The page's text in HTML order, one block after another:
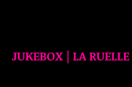
JUKEBOX | LA